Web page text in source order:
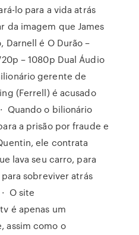
lo para a vida atrás
da imagem que James
é O Durão –
– 1080p Dual Áudio
gerente de
(Ferrell) é acusado
Quando o bilionário
a prisão por fraude e
ele contrata
lava seu carro, para
sobreviver atrás
O site
é apenas um
assim como o